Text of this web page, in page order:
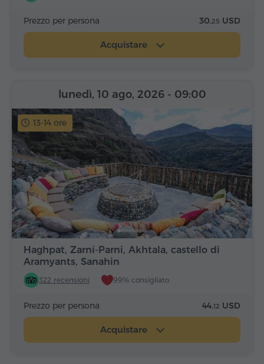
Prezzo per persona 30.25 USD
Acquistare
13-14 ore
Haghpat, Zarni-Parni, Akhtala, castello di
Aramyants, Sanahin
322 recensioni 99% consigliato
lunedì, 10 ago, 2026 - 09:00
Prezzo per persona 44.12 USD
Acquistare